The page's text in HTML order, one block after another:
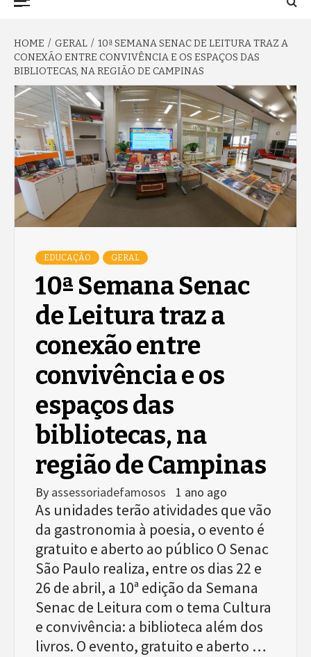
HOME GERAL
10ª SEMANA SENAC DE LEITURA TRAZ A
CONEXÃO ENTRE CONVIVÊNCIA E OS ESPAÇOS DAS
BIBLIOTECAS, NA REGIÃO DE CAMPINAS
EDUCAÇÃO GERAL
10ª Semana Senac
de Leitura traz a
conexão entre
convivência e os
espaços das
bibliotecas, na
região de Campinas
By assessoriadefamosos 1 ano ago
As unidades terão atividades que vão
da gastronomia à poesia, o evento é
gratuito e aberto ao público O Senac
São Paulo realiza, entre os dias 22 e
26 de abril, a 10ª edição da Semana
Senac de Leitura com o tema Cultura
e convivência: a biblioteca além dos
livros. O evento, gratuito e aberto …